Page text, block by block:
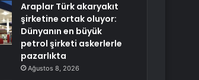
Araplar Türk akaryakıt
şirketine ortak oluyor:
Dünyanın en büyük
petrol şirketi askerlerle
pazarlıkta
Ağustos 8, 2026